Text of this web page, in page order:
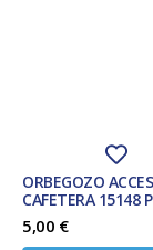
ORBEGOZO
CAFETERA 15148 PIEZA Y
ACCESORIO PARA
5,00 €